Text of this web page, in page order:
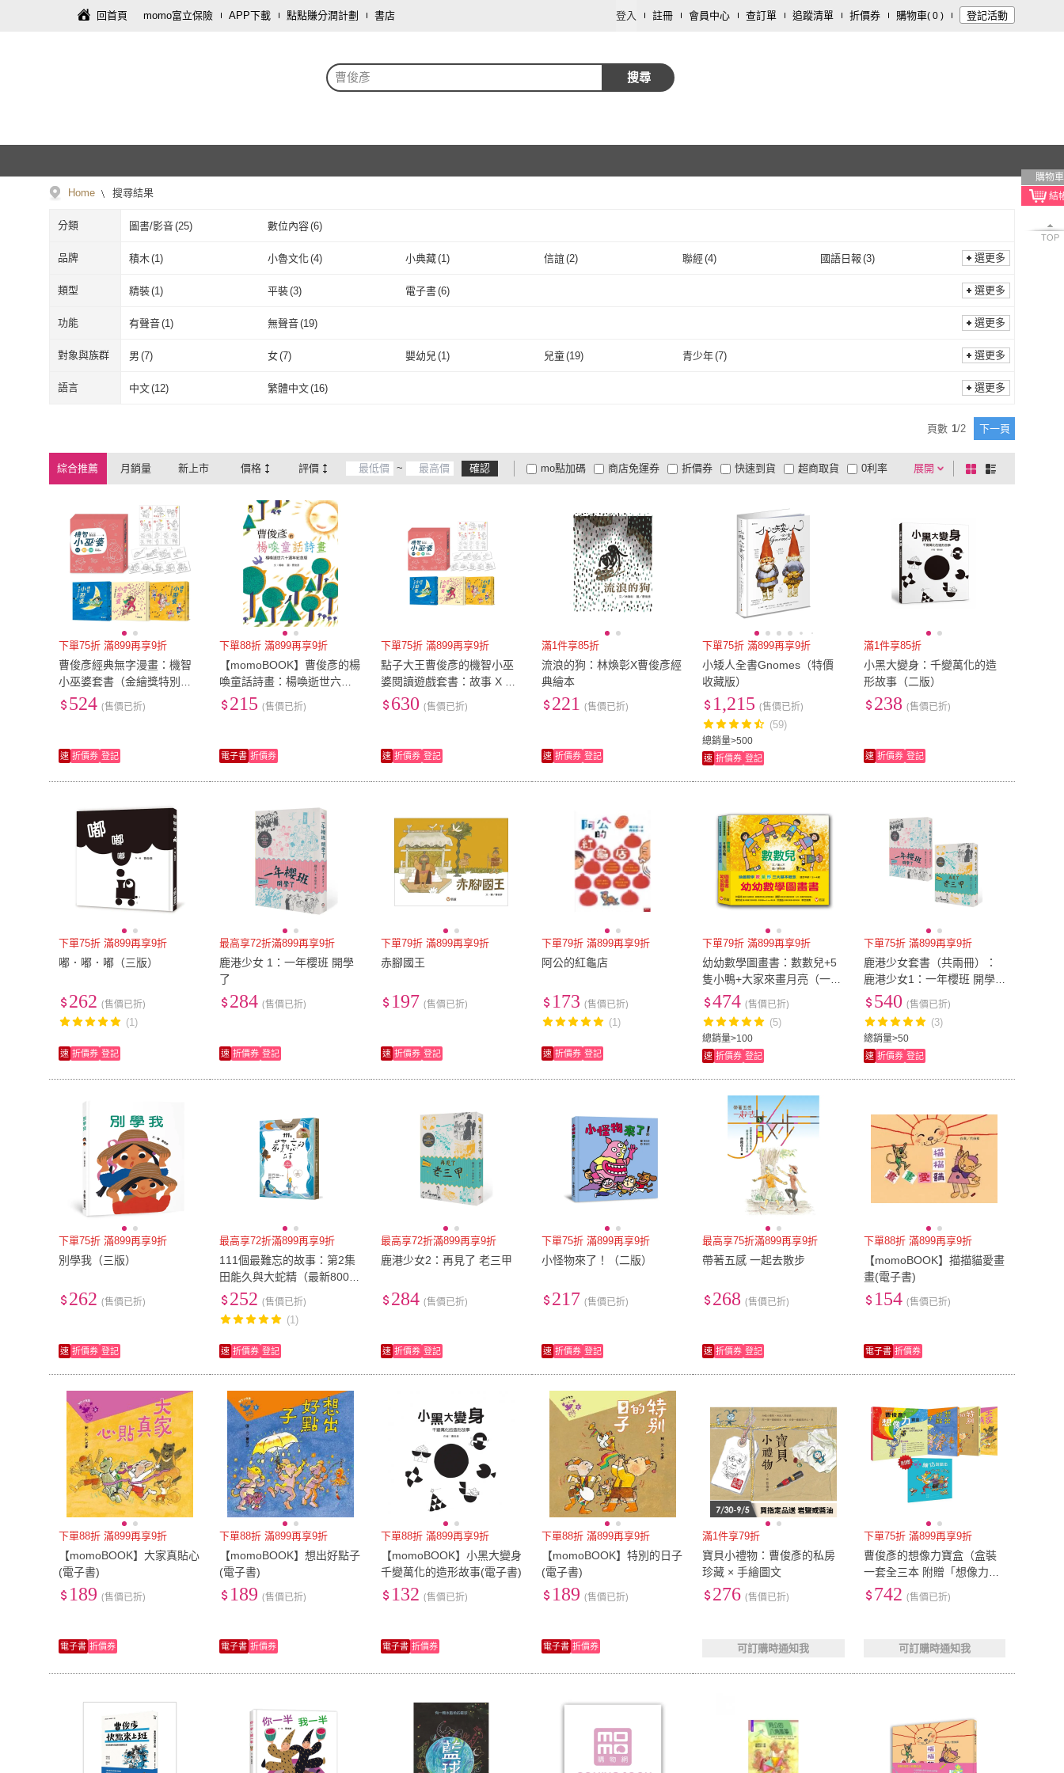
回首頁 momo富立保險 APP下載 點點賺分潤計劃 書店 登入 註冊 會員中心 查訂單 追蹤清單 折價券 購物車( 0 ) 登記活動
曹俊彥 搜尋
購物車
TOP
Home 搜尋結果
分類 圖書/影音(25) 數位內容(6)
品牌 積木(1) 小魯文化(4) 小典藏(1) 信誼 (2) 聯經(4) 國語日報 (3)
幼獅文化 字畝文化 玉山社(1)
積木 小魯文化 小典藏
幼獅文化 字畝文化
選更多
類型 精裝(1) 平裝(3) 電子書(6)
精裝(1 平裝(3
選更多
功能 有聲音(1) 無聲音(19)
有聲音 無聲音
選更多
對象與族群 男 (7) 女(7) 嬰幼兒 (1) 兒童(19) 青少年(7)
男( 7) 女(7)
選更多
語言 中文(12) 繁體中文(16) 選更多
頁數 1/2 下一頁
綜合推薦 月銷量 新上市 價格 評價 ~ 確認 展開
折價券
有影片
商品有量 電視購物
mo點加碼 快速到貨 超商取貨
大家電安心配
大家電快配
商店免運券 0利率
及以上 3 及以上 1 及以上
棋
盤
列
下單75折 滿899再享9折
曹俊彥經典無字漫畫：機智
小巫婆套書（金繪獎特別貢
獻獎慶功版）〔看圖說故
事．套書共3集 加贈
524 (售價已折)
速 折價券 登記
下單88折 滿899再享9折
【momoBOOK】曹俊彥的楊
喚童話詩畫：楊喚逝世六十
週年紀念版（新版）(電子書)
215 (售價已折)
電子書 折價券
下單75折 滿899再享9折
點子大王曹俊彥的機智小巫
婆閱讀遊戲套書：故事 X 著
色 X 遊戲（附贈情境貼紙）
630 (售價已折)
速 折價券 登記
滿1件享85折
流浪的狗：林煥彰X曹俊彥經
典繪本
221 (售價已折)
速 折價券 登記
下單75折 滿899再享9折
小矮人全書Gnomes（特價
收藏版）
總銷量>500
1,215 (售價已折)
(59)
速 折價券 登記
滿1件享85折
小黑大變身：千變萬化的造
形故事（二版）
238 (售價已折)
速 折價券 登記
下單75折 滿899再享9折
嘟．嘟．嘟（三版）
262 (售價已折)
(1)
速 折價券 登記
最高享72折滿899再享9折
鹿港少女 1：一年櫻班 開學
了
284 (售價已折)
速 折價券 登記
下單79折 滿899再享9折
赤腳國王
197 (售價已折)
速 折價券 登記
下單79折 滿899再享9折
阿公的紅龜店
173 (售價已折)
(1)
速 折價券 登記
下單79折 滿899再享9折
幼幼數學圖畫書：數數兒+5
隻小鴨+大家來畫月亮（一套
三本）-注音版
總銷量>100
474 (售價已折)
(5)
速 折價券 登記
下單75折 滿899再享9折
鹿港少女套書（共兩冊）：
鹿港少女1：一年櫻班 開學
了＋鹿港少女2：再見了 老
總銷量>50
540 (售價已折)
(3)
速 折價券 登記
下單75折 滿899再享9折
別學我（三版）
262 (售價已折)
速 折價券 登記
最高享72折滿899再享9折
111個最難忘的故事：第2集
田能久與大蛇精（最新800字
短篇故
252 (售價已折)
(1)
速 折價券 登記
最高享72折滿899再享9折
鹿港少女2：再見了 老三甲
284 (售價已折)
速 折價券 登記
下單75折 滿899再享9折
小怪物來了！（二版）
217 (售價已折)
速 折價券 登記
最高享75折滿899再享9折
帶著五感 一起去散步
268 (售價已折)
速 折價券 登記
下單88折 滿899再享9折
【momoBOOK】描描貓愛畫
畫(電子書)
154 (售價已折)
電子書 折價券
下單88折 滿899再享9折
【momoBOOK】大家真貼心
(電子書)
189 (售價已折)
電子書 折價券
下單88折 滿899再享9折
【momoBOOK】想出好點子
(電子書)
189 (售價已折)
電子書 折價券
下單88折 滿899再享9折
【momoBOOK】小黑大變身
千變萬化的造形故事(電子書)
132 (售價已折)
電子書 折價券
下單88折 滿899再享9折
【momoBOOK】特別的日子
(電子書)
189 (售價已折)
電子書 折價券
滿1件享79折
寶貝小禮物：曹俊彥的私房
珍藏 × 手繪圖文
276 (售價已折)
可訂購時通知我
下單75折 滿899再享9折
曹俊彥的想像力寶盒（盒裝
一套全三本 附贈「想像力寶
盒：練功遊戲本」）
742 (售價已折)
可訂購時通知我